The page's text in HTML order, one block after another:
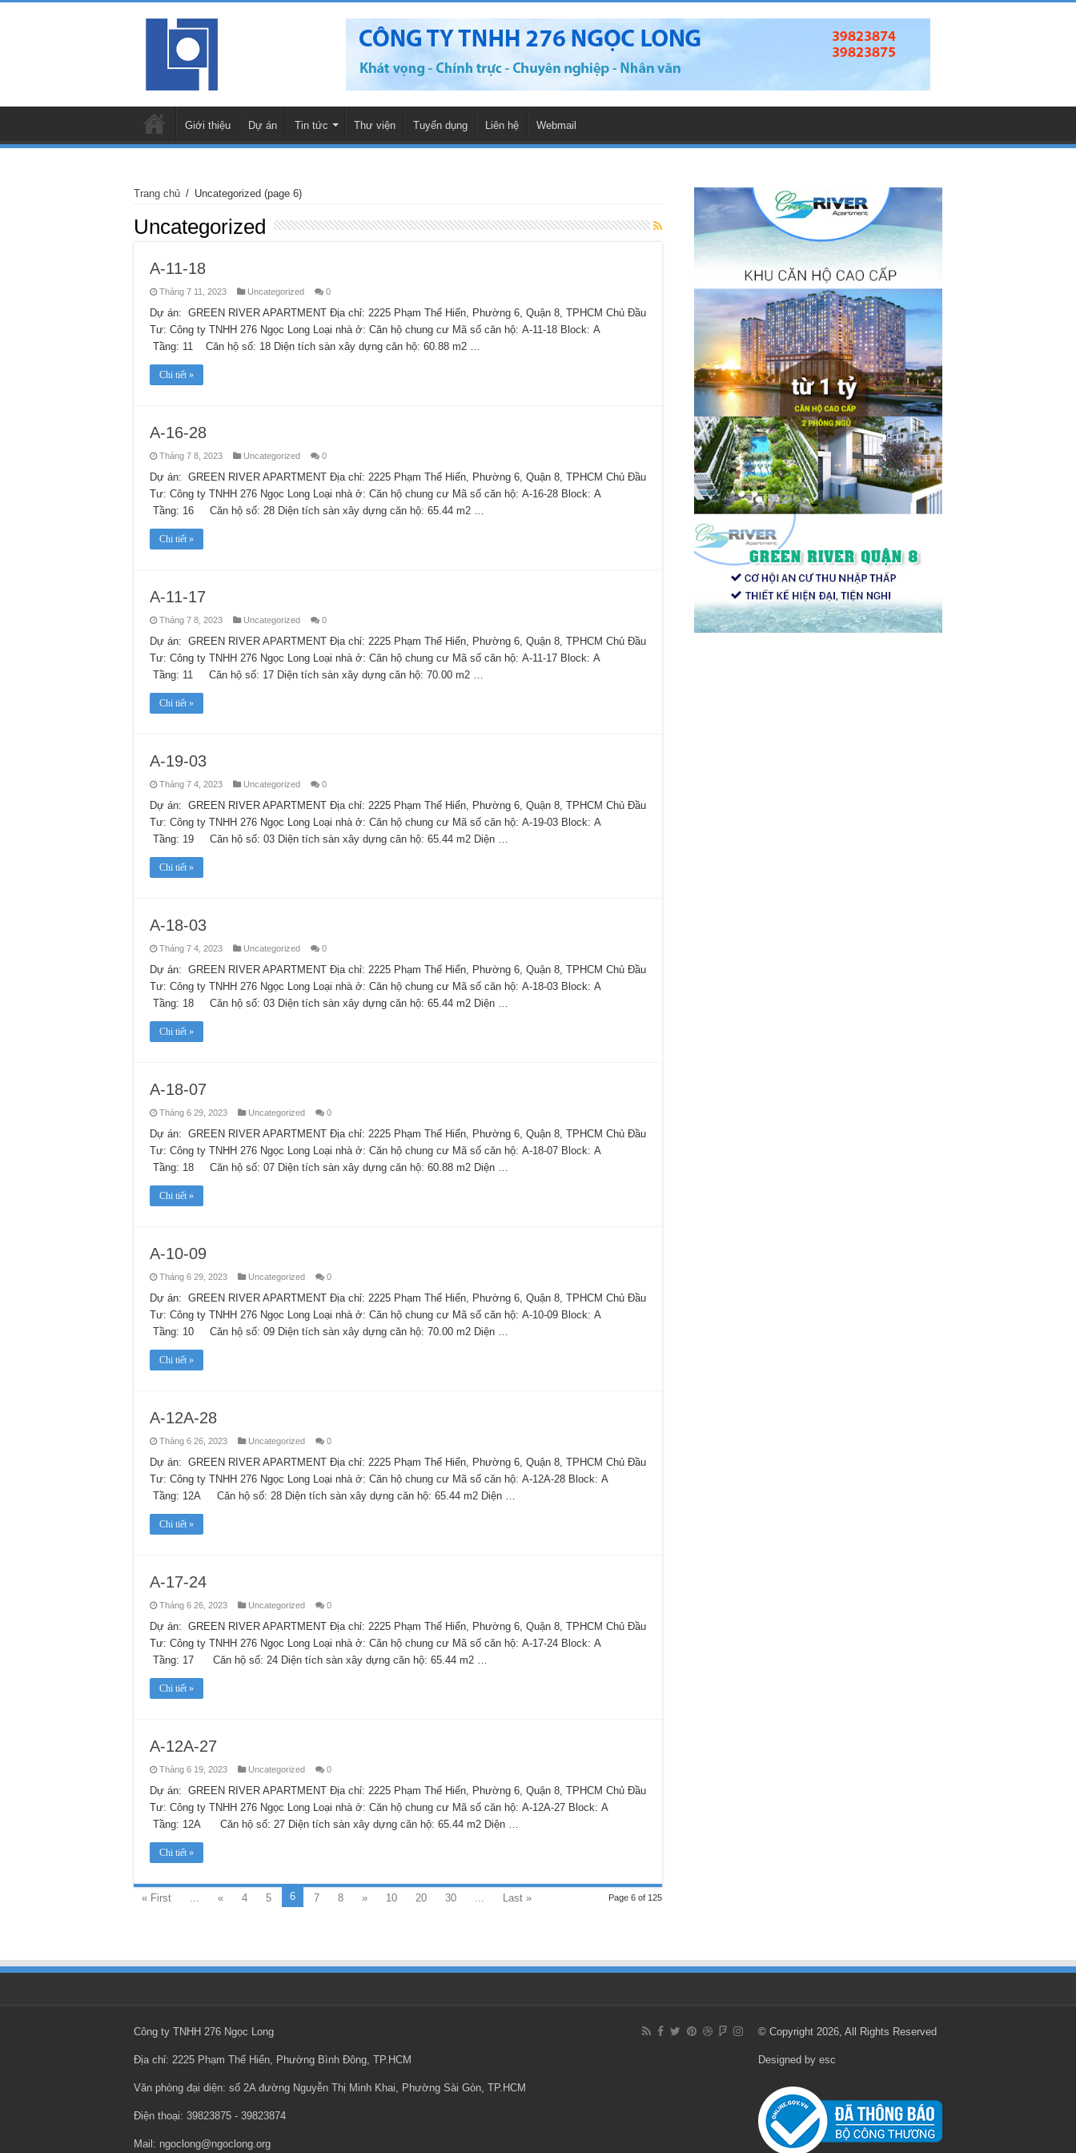
Giới thiệu Dự án Tin tức Thư viện Tuyển dụng Liên hệ Webmail
Trang chủ / Uncategorized (page 6)
Uncategorized
A-11-18
Tháng 7 11, 2023 Uncategorized 0
Dự án: GREEN RIVER APARTMENT Địa chỉ: 2225 Phạm Thế Hiển, Phường 6, Quận 8, TPHCM Chủ Đầu
Tư: Công ty TNHH 276 Ngọc Long Loại nhà ở: Căn hộ chung cư Mã số căn hộ: A-11-18 Block: A
Tầng: 11 Căn hộ số: 18 Diện tích sàn xây dựng căn hộ: 60.88 m2 …
Chi tiết »
A-16-28
Tháng 7 8, 2023 Uncategorized 0
Dự án: GREEN RIVER APARTMENT Địa chỉ: 2225 Phạm Thế Hiển, Phường 6, Quận 8, TPHCM Chủ Đầu
Tư: Công ty TNHH 276 Ngọc Long Loại nhà ở: Căn hộ chung cư Mã số căn hộ: A-16-28 Block: A
Tầng: 16 Căn hộ số: 28 Diện tích sàn xây dựng căn hộ: 65.44 m2 …
Chi tiết »
A-11-17
Tháng 7 8, 2023 Uncategorized 0
Dự án: GREEN RIVER APARTMENT Địa chỉ: 2225 Phạm Thế Hiển, Phường 6, Quận 8, TPHCM Chủ Đầu
Tư: Công ty TNHH 276 Ngọc Long Loại nhà ở: Căn hộ chung cư Mã số căn hộ: A-11-17 Block: A
Tầng: 11 Căn hộ số: 17 Diện tích sàn xây dựng căn hộ: 70.00 m2 …
Chi tiết »
A-19-03
Tháng 7 4, 2023 Uncategorized 0
Dự án: GREEN RIVER APARTMENT Địa chỉ: 2225 Phạm Thế Hiển, Phường 6, Quận 8, TPHCM Chủ Đầu
Tư: Công ty TNHH 276 Ngọc Long Loại nhà ở: Căn hộ chung cư Mã số căn hộ: A-19-03 Block: A
Tầng: 19 Căn hộ số: 03 Diện tích sàn xây dựng căn hộ: 65.44 m2 Diện …
Chi tiết »
A-18-03
Tháng 7 4, 2023 Uncategorized 0
Dự án: GREEN RIVER APARTMENT Địa chỉ: 2225 Phạm Thế Hiển, Phường 6, Quận 8, TPHCM Chủ Đầu
Tư: Công ty TNHH 276 Ngọc Long Loại nhà ở: Căn hộ chung cư Mã số căn hộ: A-18-03 Block: A
Tầng: 18 Căn hộ số: 03 Diện tích sàn xây dựng căn hộ: 65.44 m2 Diện …
Chi tiết »
A-18-07
Tháng 6 29, 2023 Uncategorized 0
Dự án: GREEN RIVER APARTMENT Địa chỉ: 2225 Phạm Thế Hiển, Phường 6, Quận 8, TPHCM Chủ Đầu
Tư: Công ty TNHH 276 Ngọc Long Loại nhà ở: Căn hộ chung cư Mã số căn hộ: A-18-07 Block: A
Tầng: 18 Căn hộ số: 07 Diện tích sàn xây dựng căn hộ: 60.88 m2 Diện …
Chi tiết »
A-10-09
Tháng 6 29, 2023 Uncategorized 0
Dự án: GREEN RIVER APARTMENT Địa chỉ: 2225 Phạm Thế Hiển, Phường 6, Quận 8, TPHCM Chủ Đầu
Tư: Công ty TNHH 276 Ngọc Long Loại nhà ở: Căn hộ chung cư Mã số căn hộ: A-10-09 Block: A
Tầng: 10 Căn hộ số: 09 Diện tích sàn xây dựng căn hộ: 70.00 m2 Diện …
Chi tiết »
A-12A-28
Tháng 6 26, 2023 Uncategorized 0
Dự án: GREEN RIVER APARTMENT Địa chỉ: 2225 Phạm Thế Hiển, Phường 6, Quận 8, TPHCM Chủ Đầu
Tư: Công ty TNHH 276 Ngọc Long Loại nhà ở: Căn hộ chung cư Mã số căn hộ: A-12A-28 Block: A
Tầng: 12A Căn hộ số: 28 Diện tích sàn xây dựng căn hộ: 65.44 m2 Diện …
Chi tiết »
A-17-24
Tháng 6 26, 2023 Uncategorized 0
Dự án: GREEN RIVER APARTMENT Địa chỉ: 2225 Phạm Thế Hiển, Phường 6, Quận 8, TPHCM Chủ Đầu
Tư: Công ty TNHH 276 Ngọc Long Loại nhà ở: Căn hộ chung cư Mã số căn hộ: A-17-24 Block: A
Tầng: 17 Căn hộ số: 24 Diện tích sàn xây dựng căn hộ: 65.44 m2 …
Chi tiết »
A-12A-27
Tháng 6 19, 2023 Uncategorized 0
Dự án: GREEN RIVER APARTMENT Địa chỉ: 2225 Phạm Thế Hiển, Phường 6, Quận 8, TPHCM Chủ Đầu
Tư: Công ty TNHH 276 Ngọc Long Loại nhà ở: Căn hộ chung cư Mã số căn hộ: A-12A-27 Block: A
Tầng: 12A Căn hộ số: 27 Diện tích sàn xây dựng căn hộ: 65.44 m2 Diện …
Chi tiết »
Page 6 of 125
« First ... « 4 5 6 7 8 » 10 20 30 ... Last »
© Copyright 2026, All Rights Reserved
Designed by esc
Công ty TNHH 276 Ngọc Long
Địa chỉ: 2225 Phạm Thế Hiển, Phường Bình Đông, TP.HCM
Văn phòng đại diện: số 2A đường Nguyễn Thị Minh Khai, Phường Sài Gòn, TP.HCM
Điện thoại: ‎39823875 - ‎39823874
Mail: ngoclong@ngoclong.org